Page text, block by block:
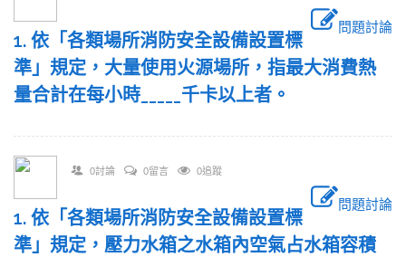
問題討論
1. 依「各類場所消防安全設備設置標
準」規定，大量使用火源場所，指最大消費熱
量合計在每小時_____千卡以上者。
0討論 0留言 0追蹤
問題討論
1. 依「各類場所消防安全設備設置標
準」規定，壓力水箱之水箱內空氣占水箱容積